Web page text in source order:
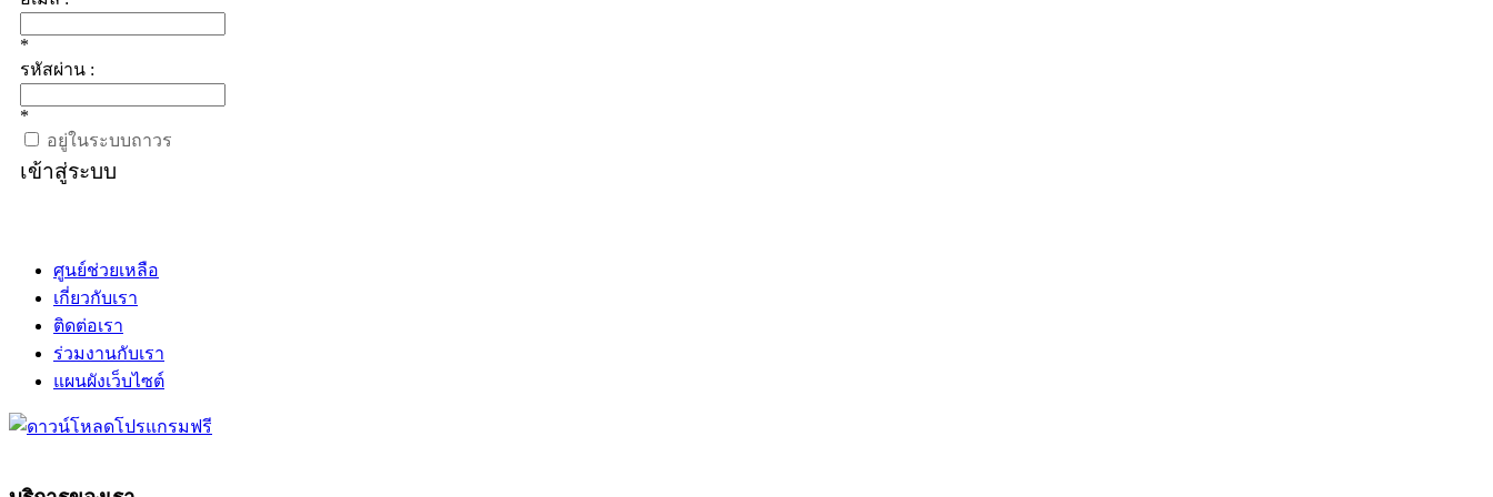
*
รหัสผ่าน :
*
อยู่ในระบบถาวร
เข้าสู่ระบบ
ศูนย์ช่วยเหลือ
เกี่ยวกับเรา
ติดต่อเรา
ร่วมงานกับเรา
แผนผังเว็บไซต์